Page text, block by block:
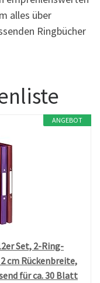
alles über
Ringbücher
ANGEBOT
Set, 2-Ring-
cm Rückenbreite,
für ca. 30 Blatt